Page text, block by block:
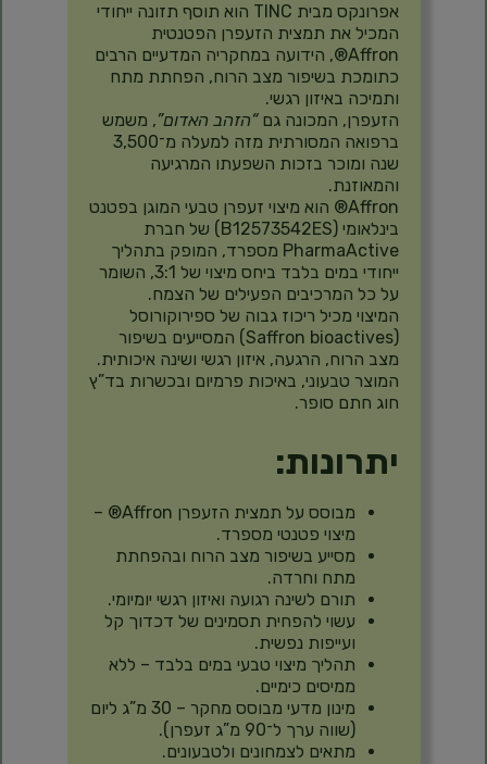
אפרונקס מבית TINC הוא תוסף תזונה ייחודי
המכיל את תמצית הזעפרן הפטנטית
Affron®, הידועה במחקריה המדעיים הרבים
כתומכת בשיפור מצב הרוח, הפחתת מתח
ותמיכה באיזון רגשי.
הזעפרן, המכונה גם“הזהב האדום”, משמש
ברפואה המסורתית מזה למעלה מ־3,500
שנה ומוכר בזכות השפעתו המרגיעה
והמאוזנת.
Affron® הוא מיצוי זעפרן טבעי המוגן בפטנט
בינלאומי (B12573542ES) של חברת
PharmaActive מספרד, המופק בתהליך
ייחודי במים בלבד ביחס מיצוי של 3:1, השומר
על כל המרכיבים הפעילים של הצמח.
המיצוי מכיל ריכוז גבוה של ספירוקורוסל
(Saffron bioactives) המסייעים בשיפור
מצב הרוח, הרגעה, איזון רגשי ושינה איכותית.
המוצר טבעוני, באיכות פרמיום ובכשרות בד”ץ
חוג חתם סופר.
יתרונות:
מבוסס על תמצית הזעפרן Affron® –
מיצוי פטנטי מספרד.
מסייע בשיפור מצב הרוח ובהפחתת
מתח וחרדה.
תורם לשינה רגועה ואיזון רגשי יומיומי.
עשוי להפחית תסמינים של דכדוך קל
ועייפות נפשית.
תהליך מיצוי טבעי במים בלבד – ללא
ממיסים כימיים.
מינון מדעי מבוסס מחקר – 30 מ”ג ליום
(שווה ערך ל־90 מ”ג זעפרן).
מתאים לצמחונים ולטבעונים.